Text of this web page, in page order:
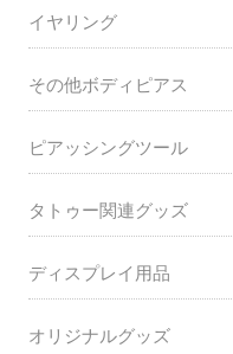
イヤリング
その他ボディピアス
ピアッシングツール
タトゥー関連グッズ
ディスプレイ用品
オリジナルグッズ